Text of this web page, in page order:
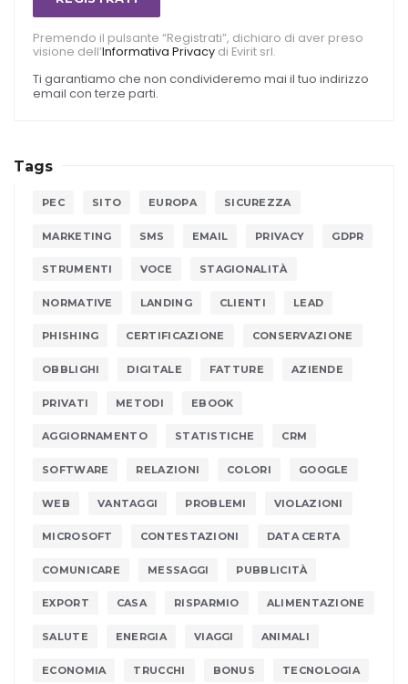
Premendo il pulsante “Registrati”, dichiaro di aver preso
visione dell’Informativa Privacy di Evirit srl.
Ti garantiamo che non condivideremo mai il tuo indirizzo
email con terze parti.
Tags
PEC SITO EUROPA SICUREZZA
MARKETING SMS EMAIL PRIVACY GDPR
STRUMENTI VOCE STAGIONALITÀ
NORMATIVE LANDING CLIENTI LEAD
PHISHING CERTIFICAZIONE CONSERVAZIONE
OBBLIGHI DIGITALE FATTURE AZIENDE
PRIVATI METODI EBOOK
AGGIORNAMENTO STATISTICHE CRM
SOFTWARE RELAZIONI COLORI GOOGLE
WEB VANTAGGI PROBLEMI VIOLAZIONI
MICROSOFT CONTESTAZIONI DATA CERTA
COMUNICARE MESSAGGI PUBBLICITÀ
EXPORT CASA RISPARMIO ALIMENTAZIONE
SALUTE ENERGIA VIAGGI ANIMALI
ECONOMIA TRUCCHI BONUS TECNOLOGIA